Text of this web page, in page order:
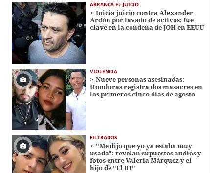
ARRANCA EL JUICIO
Inicia juicio contra Alexander
Ardón por lavado de activos: fue
clave en la condena de JOH en EEUU
VIOLENCIA
Nueve personas asesinadas:
Honduras registra dos masacres en
los primeros cinco días de agosto
FILTRADOS
"Me dijo que yo ya estaba muy
usada": revelan supuestos audios y
fotos entre Valeria Márquez y el
hijo de "El R1"